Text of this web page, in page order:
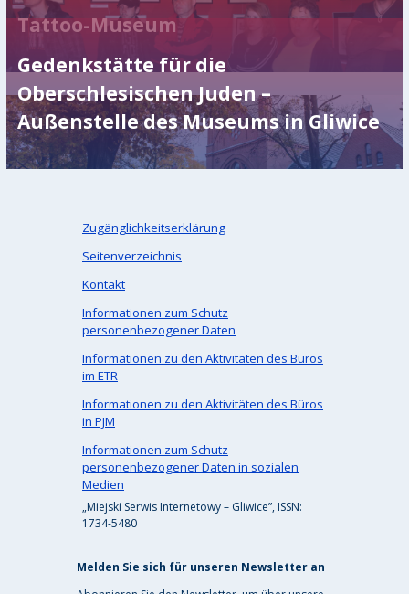
Tattoo-Museum
Gedenkstätte für die
Oberschlesischen Juden –
Außenstelle des Museums in Gliwice
Zugänglichkeitserklärung
Seitenverzeichnis
Kontakt
Informationen zum Schutz
personenbezogener Daten
Informationen zu den Aktivitäten des Büros
im ETR
Informationen zu den Aktivitäten des Büros
in PJM
Informationen zum Schutz
personenbezogener Daten in sozialen
Medien
„Miejski Serwis Internetowy – Gliwice”, ISSN:
1734-5480
Melden Sie sich für unseren Newsletter an